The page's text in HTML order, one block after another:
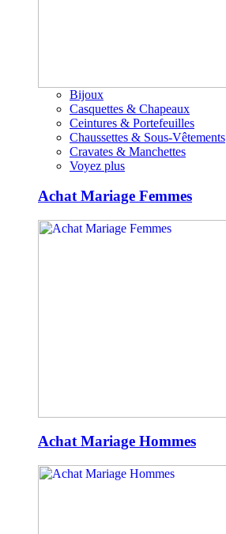
Bijoux
Casquettes & Chapeaux
Ceintures & Portefeuilles
Chaussettes & Sous-Vêtements
Cravates & Manchettes
Voyez plus
Achat Mariage Femmes
Achat Mariage Hommes